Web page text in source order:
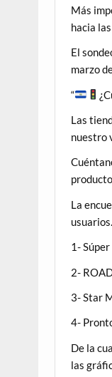
Más
hacia
El
marzo
“
Las
nuestro
La
1-
2-
3- Star
4-
De la
las